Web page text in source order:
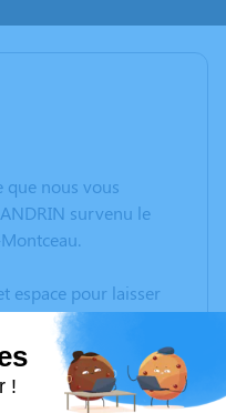
que nous vous
survenu le
espace pour laisser
photos souvenirs, une
à travers des
est un lieu
mémoire d’Henri